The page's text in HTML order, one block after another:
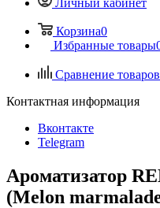
Личный кабинет
Корзина0
Избранные товары
Сравнение товаров
Контактная информация
Вконтакте
Telegram
Ароматизатор
(Melon